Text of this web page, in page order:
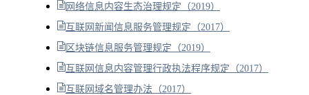
网络信息内容生态治理规定（2019）
互联网新闻信息服务管理规定（2017）
区块链信息服务管理规定（2019）
互联网信息内容管理行政执法程序规定（2017）
互联网域名管理办法（2017）